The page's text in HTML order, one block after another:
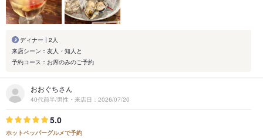
ディナー | 2人
来店シーン：友人・知人と
予約コース：お席のみのご予約
おおぐちさん
40代前半/男性・来店日：2026/07/20
5.0
ホットペッパーグルメで予約